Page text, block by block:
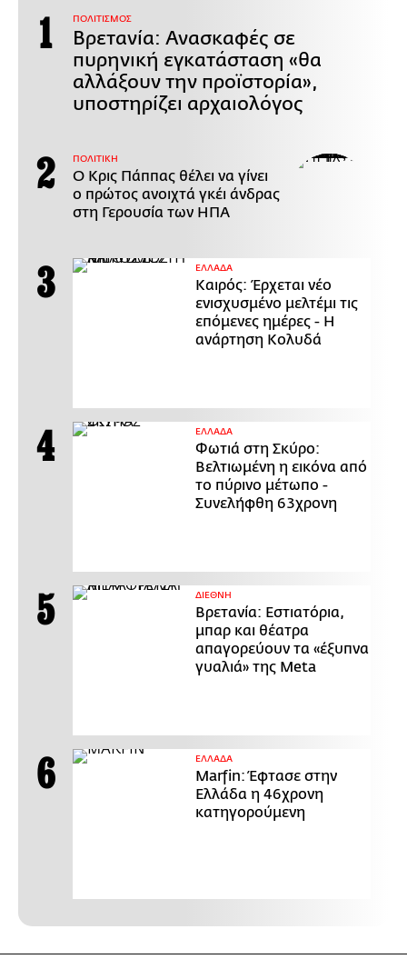
ΠΟΛΙΤΙΣΜΟΣ
Βρετανία: Ανασκαφές σε
πυρηνική εγκατάσταση «θα
αλλάξουν την προϊστορία»,
υποστηρίζει αρχαιολόγος
ΠΟΛΙΤΙΚΗ
Ο Κρις Πάππας θέλει να γίνει
ο πρώτος ανοιχτά γκέι άνδρας
στη Γερουσία των ΗΠΑ
ΕΛΛΑΔΑ
Καιρός: Έρχεται νέο
ενισχυσμένο μελτέμι τις
επόμενες ημέρες - Η
ανάρτηση Κολυδά
ΕΛΛΑΔΑ
Φωτιά στη Σκύρο:
Βελτιωμένη η εικόνα από
το πύρινο μέτωπο -
Συνελήφθη 63χρονη
ΔΙΕΘΝΗ
Βρετανία: Εστιατόρια,
μπαρ και θέατρα
απαγορεύουν τα «έξυπνα
γυαλιά» της Meta
ΕΛΛΑΔΑ
Marfin: Έφτασε στην
Ελλάδα η 46χρονη
κατηγορούμενη